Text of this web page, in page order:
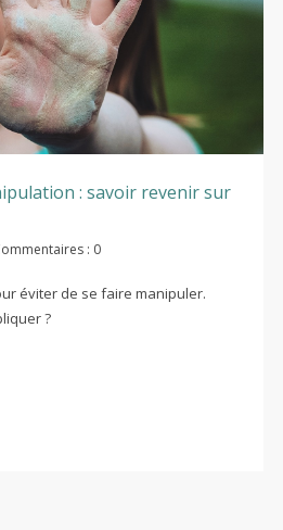
: savoir revenir sur
: 0
éviter de se faire manipuler.
?